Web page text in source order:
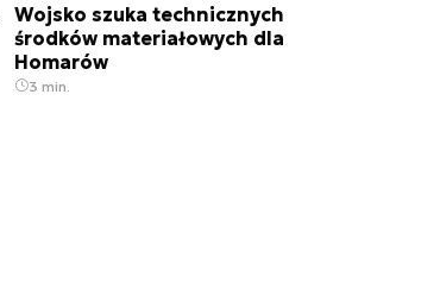
Wojsko szuka technicznych
środków materiałowych dla
Homarów
3 min.